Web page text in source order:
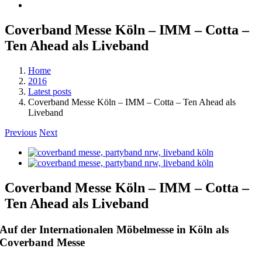
Coverband Messe Köln – IMM – Cotta –
Ten Ahead als Liveband
Home
2016
Latest posts
Coverband Messe Köln – IMM – Cotta – Ten Ahead als
Liveband
Previous Next
Coverband Messe Köln – IMM – Cotta –
Ten Ahead als Liveband
Auf der Internationalen Möbelmesse in Köln als
Coverband Messe